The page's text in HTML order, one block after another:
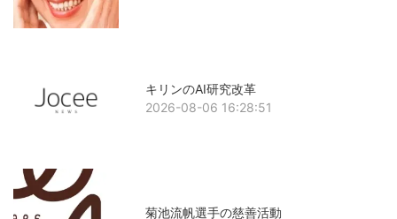
キリンのAI研究改革
2026-08-06 16:28:51
菊池流帆選手の慈善活動